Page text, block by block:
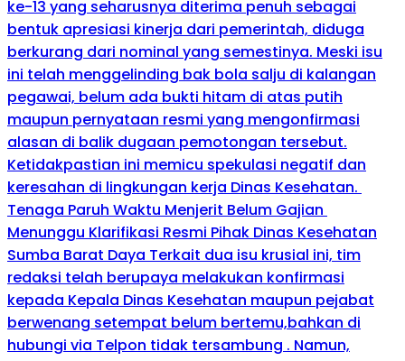
ke-13 yang seharusnya diterima penuh sebagai
bentuk apresiasi kinerja dari pemerintah, diduga
berkurang dari nominal yang semestinya. ​Meski isu
ini telah menggelinding bak bola salju di kalangan
pegawai, belum ada bukti hitam di atas putih
maupun pernyataan resmi yang mengonfirmasi
alasan di balik dugaan pemotongan tersebut.
Ketidakpastian ini memicu spekulasi negatif dan
keresahan di lingkungan kerja Dinas Kesehatan. ​
Tenaga Paruh Waktu Menjerit Belum Gajian ​
Menunggu Klarifikasi Resmi Pihak Dinas Kesehatan
Sumba Barat Daya ​Terkait dua isu krusial ini, tim
redaksi telah berupaya melakukan konfirmasi
kepada Kepala Dinas Kesehatan maupun pejabat
berwenang setempat belum bertemu,bahkan di
hubungi via Telpon tidak tersambung . Namun,